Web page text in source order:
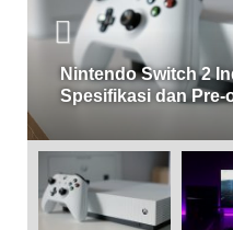
Nintendo Switch 2
Spesifikasi dan Pre-